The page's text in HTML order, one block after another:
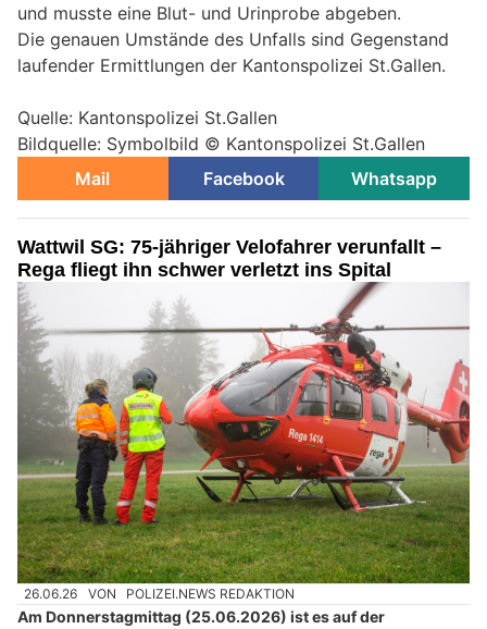
und musste eine Blut- und Urinprobe abgeben.
Die genauen Umstände des Unfalls sind Gegenstand
laufender Ermittlungen der Kantonspolizei St.Gallen.
Quelle: Kantonspolizei St.Gallen
Bildquelle: Symbolbild © Kantonspolizei St.Gallen
Mail
Facebook Whatsapp
Wattwil SG: 75-jähriger Velofahrer verunfallt –
Rega fliegt ihn schwer verletzt ins Spital
26.06.26 VON POLIZEI.NEWS REDAKTION
Am Donnerstagmittag (25.06.2026) ist es auf der